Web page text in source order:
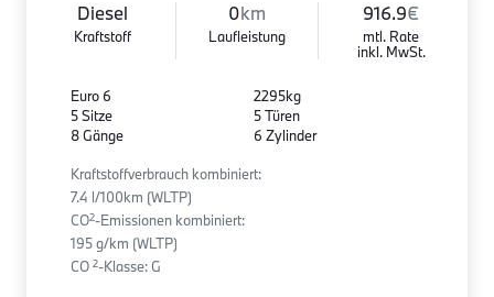
Diesel
Kraftstoff
0km
Laufleistung
916.9€
mtl. Rate
inkl. MwSt.
Euro 6
5 Sitze
8 Gänge
2295kg
5 Türen
6 Zylinder
Kraftstoffverbrauch kombiniert:
7.4 l/100km (WLTP)
CO2-Emissionen kombiniert:
195 g/km (WLTP)
CO 2-Klasse: G